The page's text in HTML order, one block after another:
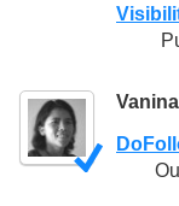
Vanina